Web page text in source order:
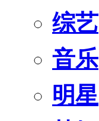
综艺
音乐
明星